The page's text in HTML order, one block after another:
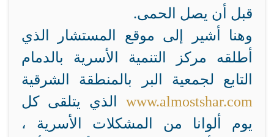
قبل أن يصل الحمى.
وهنا أشير إلى موقع المستشار الذي
أطلقه مركز التنمية الأسرية بالدمام
التابع لجمعية البر بالمنطقة الشرقية
www.almostshar.com الذي يتلقى كل
يوم ألوانا من المشكلات الأسرية ،